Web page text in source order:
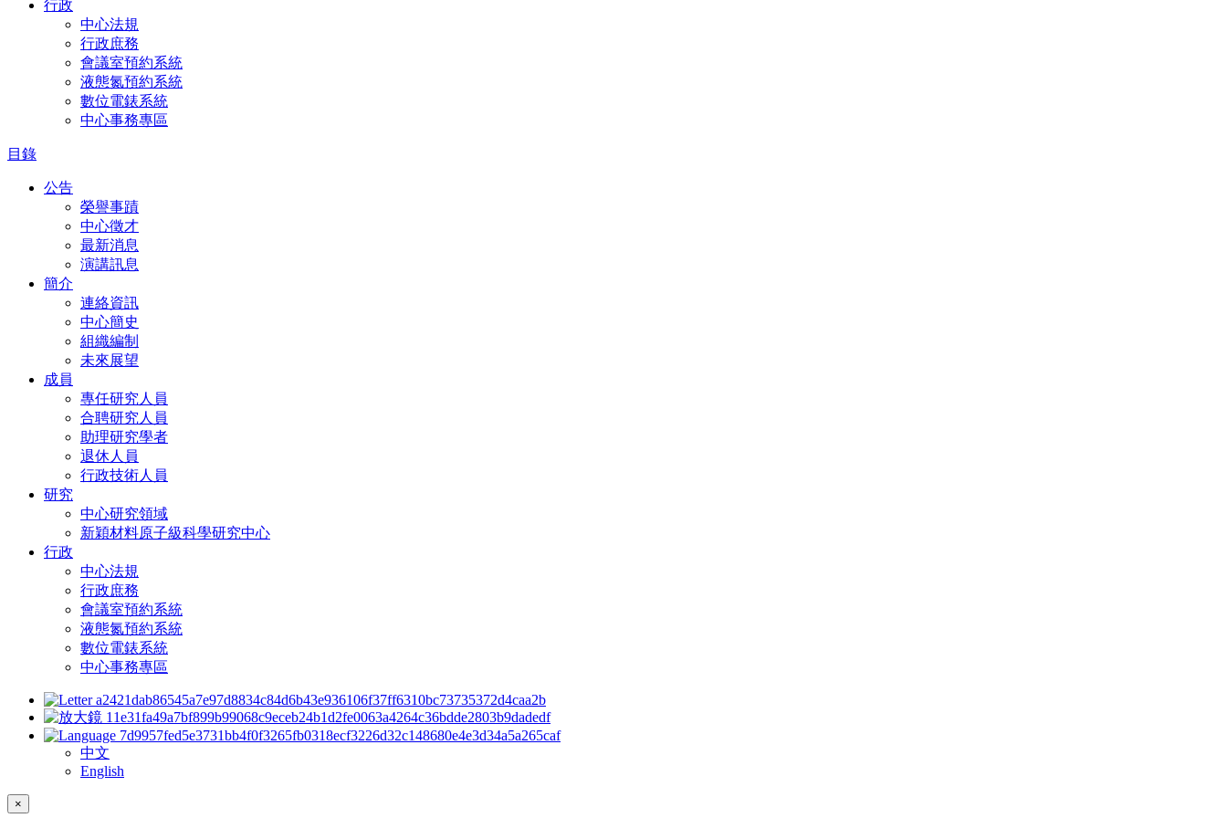
行政
中心法規
行政庶務
會議室預約系統
液態氮預約系統
數位電錶系統
中心事務專區
目錄
公告
榮譽事蹟
中心徵才
最新消息
演講訊息
簡介
連絡資訊
中心簡史
組織編制
未來展望
成員
專任研究人員
合聘研究人員
助理研究學者
退休人員
行政技術人員
研究
中心研究領域
新穎材料原子級科學研究中心
行政
中心法規
行政庶務
會議室預約系統
液態氮預約系統
數位電錶系統
中心事務專區
中文
English
×